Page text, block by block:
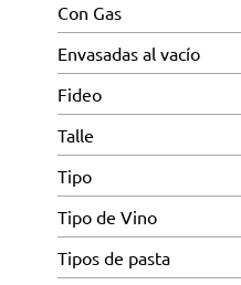
Con Gas
Envasadas al vacío
Fideo
Talle
Tipo
Tipo de Vino
Tipos de pasta